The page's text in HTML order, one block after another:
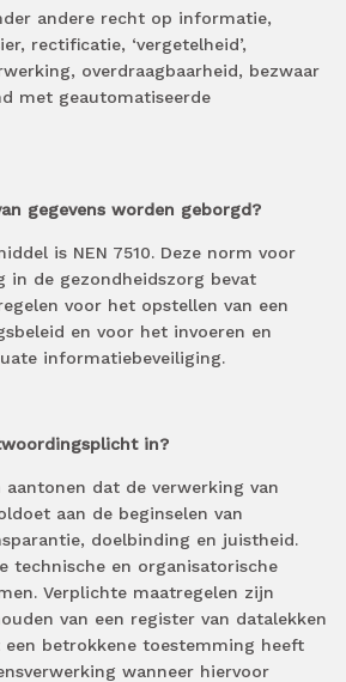
andere recht op informatie,
rectificatie, ‘vergetelheid’,
overdraagbaarheid, bezwaar
met geautomatiseerde
gegevens worden geborgd?
is NEN 7510. Deze norm voor
in de gezondheidszorg bevat
voor het opstellen van een
en voor het invoeren en
informatiebeveiliging.
in?
aantonen dat de verwerking van
aan de beginselen van
doelbinding en juistheid.
technische en organisatorische
Verplichte maatregelen zijn
van een register van datalekken
betrokkene toestemming heeft
wanneer hiervoor